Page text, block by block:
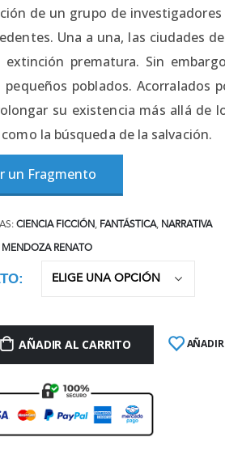
de un grupo de
Una a una, las ciudades
extinción prematura. Sin
pequeños poblados.
su existencia más allá de
la búsqueda de la salvación.
un Fragmento
CIENCIA FICCIÓN, FANTÁSTICA, NARRATIVA
MENDOZA RENATO
AÑADIR AL CARRITO AÑADIR